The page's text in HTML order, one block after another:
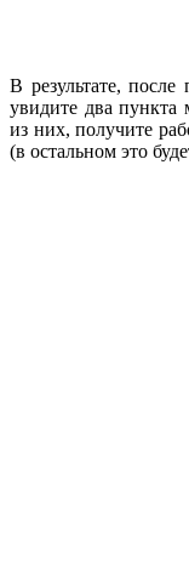
В результате,
увидите два
из них, получите
(в остальном это